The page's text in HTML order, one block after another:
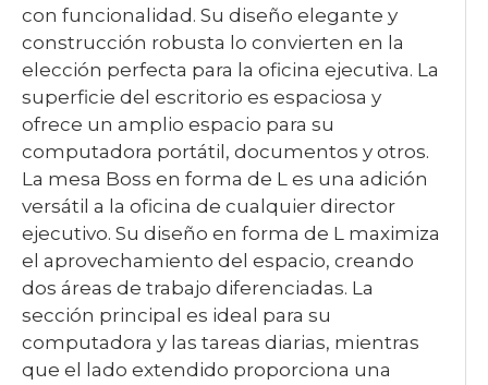
con funcionalidad. Su diseño elegante y
construcción robusta lo convierten en la
elección perfecta para la oficina ejecutiva. La
superficie del escritorio es espaciosa y
ofrece un amplio espacio para su
computadora portátil, documentos y otros.
La mesa Boss en forma de L es una adición
versátil a la oficina de cualquier director
ejecutivo. Su diseño en forma de L maximiza
el aprovechamiento del espacio, creando
dos áreas de trabajo diferenciadas. La
sección principal es ideal para su
computadora y las tareas diarias, mientras
que el lado extendido proporciona una